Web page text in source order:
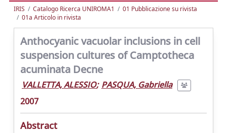
IRIS Catalogo Ricerca UNIROMA1
01 Pubblicazione su rivista
01a Articolo in rivista
Anthocyanic vacuolar inclusions in cell
suspension cultures of Camptotheca
acuminata Decne
VALLETTA, ALESSIO; PASQUA, Gabriella
2007
Abstract